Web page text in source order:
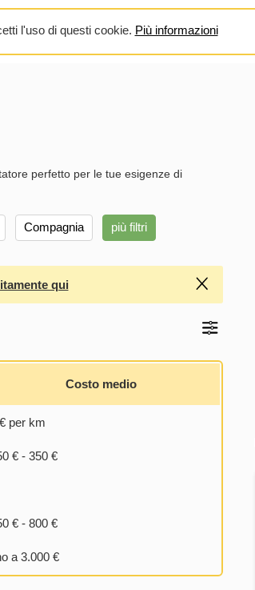
l'uso di questi cookie. Più informazioni
perfetto per le tue esigenze di
Compagnia più filtri
qui
Costo medio
per km
€ - 350 €
€ - 800 €
a 3.000 €